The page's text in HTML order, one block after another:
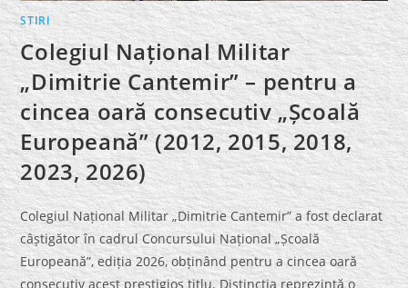
STIRI
Colegiul Național Militar
„Dimitrie Cantemir” – pentru a
cincea oară consecutiv „Școală
Europeană” (2012, 2015, 2018,
2023, 2026)
Colegiul Național Militar „Dimitrie Cantemir” a fost declarat
câștigător în cadrul Concursului Național „Școală
Europeană”, ediția 2026, obținând pentru a cincea oară
consecutiv acest prestigios titlu. Distincția reprezintă o